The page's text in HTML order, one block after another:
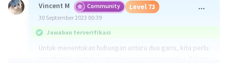
Vincent M Community Level 73
30 September 2023 00:39
Jawaban terverifikasi
Untuk menentukan hubungan antara dua garis, kita perlu